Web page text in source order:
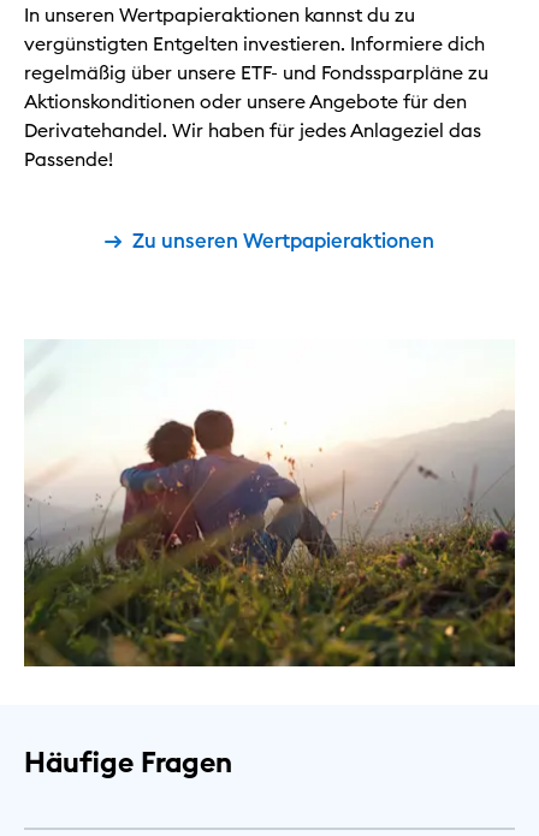
In unseren Wertpapieraktionen kannst du zu
vergünstigten Entgelten investieren. Informiere dich
regelmäßig über unsere ETF- und Fondssparpläne zu
Aktionskonditionen oder unsere Angebote für den
Derivatehandel. Wir haben für jedes Anlageziel das
Passende!
Zu unseren Wertpapieraktionen
Häufige Fragen